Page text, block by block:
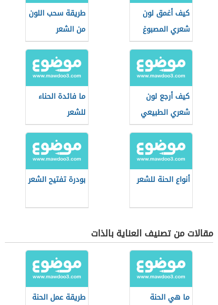
كيف أغمق لون
شعري المصبوغ
طريقة سحب اللون
من الشعر
كيف أرجع لون
شعري الطبيعي
ما فائدة الحناء
للشعر
أنواع الحنة للشعر بودرة تفتيح الشعر
مقالات من تصنيف العناية بالذات
ما هي الحنة
طريقة عمل الحنة